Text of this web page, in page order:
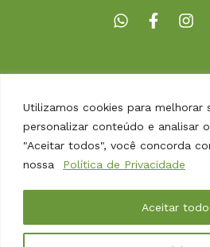
Utilizamos cookies para melhorar
personalizar conteúdo e analisar
"Aceitar todos", você concorda
nossa
Política de Privacidade
Aceitar
Copyright © 2026 | Dona
Desenvolvido por